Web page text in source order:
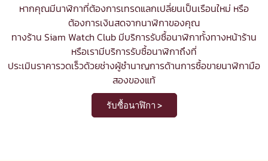
หากคุณมีนาฬิกาที่ต้องการเทรดแลกเปลี่ยนเป็นเรือนใหม่ หรือ
ต้องการเงินสดจากนาฬิกาของคุณ
ทางร้าน Siam Watch Club มีบริการรับซื้อนาฬิกาทั้งทางหน้าร้าน
หรือเรามีบริการรับซื้อนาฬิกาถึงที่
ประเมินราคารวดเร็วด้วยช่างผู้ชำนาญการด้านการซื้อขายนาฬิกามือ
สองของแท้
รับซื้อนาฬิกา >